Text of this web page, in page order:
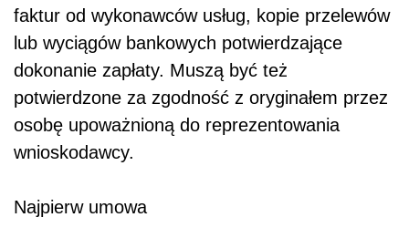
faktur od wykonawców usług, kopie przelewów
lub wyciągów bankowych potwierdzające
dokonanie zapłaty. Muszą być też
potwierdzone za zgodność z oryginałem przez
osobę upoważnioną do reprezentowania
wnioskodawcy.
Najpierw umowa